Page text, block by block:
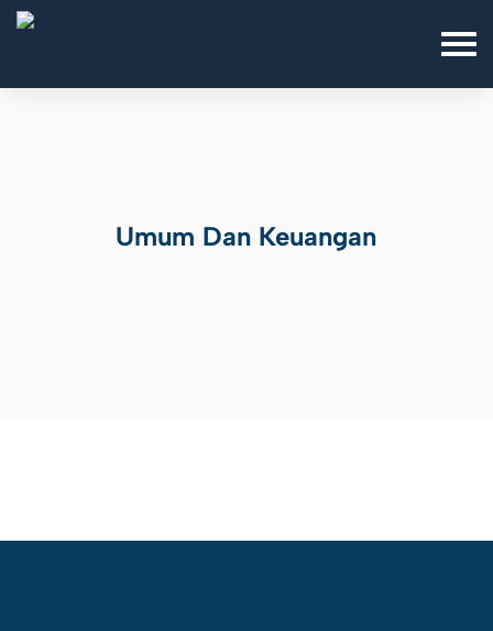
Umum Dan Keuangan